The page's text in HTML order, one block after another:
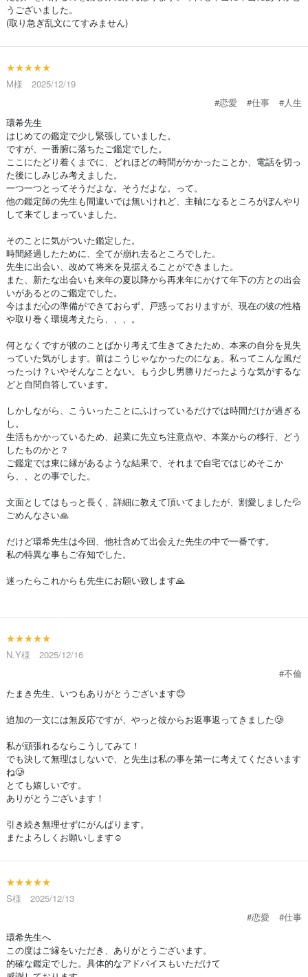
うございました。
(取り急ぎ乱文にてすみません)
★★★★★
M様 2025/12/19
#恋愛
#仕事
#人生
環希先生
はじめての鑑定で少し緊張していました。
ですが、一番腑に落ちたご鑑定でした。
ここにたどり着くまでに、どれほどの時間がかかったことか、電話を切っ
た後にしみじみ考えました。
一つ一つとってそうだよな。そうだよな。って。
他の鑑定師の先生も間違いでは無いけれど、主軸になるところがぼんやり
して来てしまっていました。
そのことに気がついた鑑定した。
時間経過したために、全てが崩れ去るところでした。
先生に出会い、改めて将来を見据えることができました。
また、新たな出会いも来年の夏以降から再来年にかけて年下の方との出会
いがあるとのご鑑定でした。
今はまだ心の準備ができておらず、戸惑っておりますが、現在の彼の性格
や取り巻く環境考えたら、、、。
何となくですが彼のことばかり考えて生きてきたため、本来の自分を見失
っていた気がします。前はこうじゃなかったのになぁ。私ってこんな風だ
ったっけ？いやそんなことない。もう少し男勝りだったような気がするな
どと自問自答しています。
しかしながら、こういったことにふけっているだけでは時間だけが過ぎる
し。
生活もかかっているため、起業に先立ち注意点や、本業からの移行、どう
したものかと？
ご鑑定では東に縁があるような結果で、それまで自宅ではじめそこか
ら、、との事でした。
文面としてはもっと長く、詳細に教えて頂いてましたが、割愛しました💦
ごめんなさい🙏
だけど環希先生は今回、他社含めて出会えた先生の中で一番です。
私の特異な事もご存知でした。
迷ったらこれからも先生にお願い致します🙏
★★★★★
N.Y様 2025/12/16
#不倫
たまき先生、いつもありがとうございます😊
追加の一文には無反応ですが、やっと彼からお返事返ってきました🥲
私が頑張れるならこうしてみて！
でも決して無理はしないで、と先生は私の事を第一に考えてくださいます
ね🥲
とても嬉しいです。
ありがとうございます！
引き続き無理せずにがんばります。
またよろしくお願いします☺️
★★★★★
S様 2025/12/13
#恋愛
#仕事
環希先生へ
この度はご縁をいただき、ありがとうございます。
的確な鑑定でした。具体的なアドバイスもいただけて